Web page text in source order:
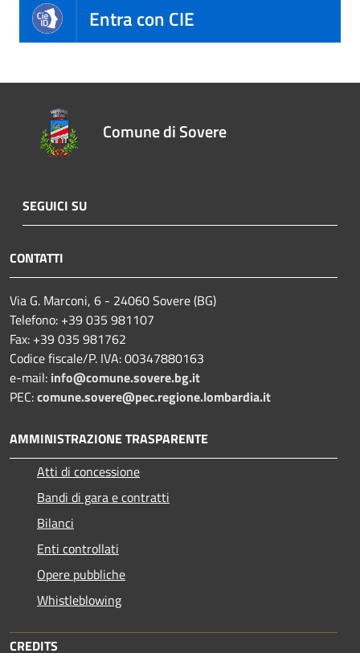
Entra con CIE
Comune di Sovere
SEGUICI SU
CONTATTI
Via G. Marconi, 6 - 24060 Sovere (BG)
Telefono: +39 035 981107
Fax: +39 035 981762
Codice fiscale/P. IVA: 00347880163
e-mail: info@comune.sovere.bg.it
PEC:comune.sovere@pec.regione.lombardia.it
AMMINISTRAZIONE TRASPARENTE
Atti di concessione
Bandi di gara e contratti
Bilanci
Enti controllati
Opere pubbliche
Whistleblowing
CREDITS